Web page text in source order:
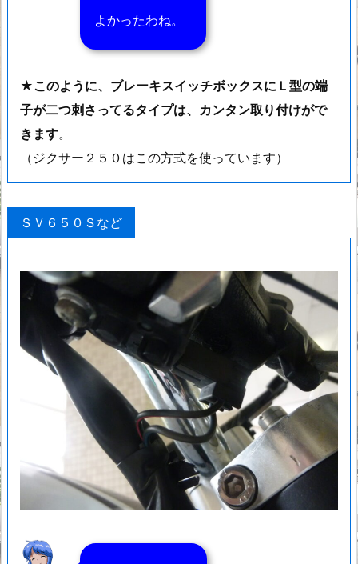
よかったわね。
★このように、ブレーキスイッチボックスにＬ型の端
子が二つ刺さってるタイプは、カンタン取り付けがで
きます。
（ジクサー２５０はこの方式を使っています）
ＳＶ６５０Ｓなど